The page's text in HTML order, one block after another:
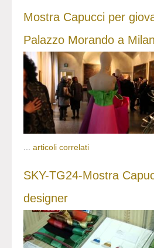
Mostra Capucci per
Palazzo Morando a
... articoli correlati
SKY-TG24-Mostra
designer